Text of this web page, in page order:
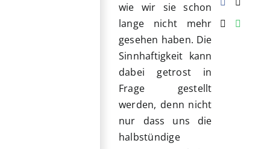
wie wir sie schon
lange nicht mehr
gesehen haben. Die
Sinnhaftigkeit kann
dabei getrost in
Frage gestellt
werden, denn nicht
nur dass uns die
halbstündige